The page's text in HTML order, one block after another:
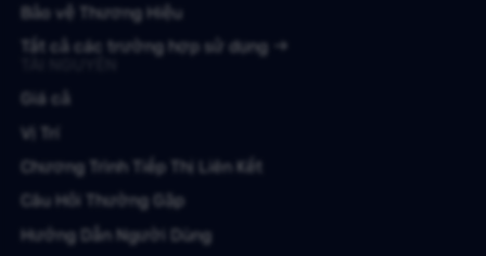
Bảo vệ Thương Hiệu
Tất cả các trường hợp sử dụng
Giá cả
Vị Trí
Chương Trình Tiếp Thị Liên Kết
Câu Hỏi Thường Gặp
Hướng Dẫn Người Dùng